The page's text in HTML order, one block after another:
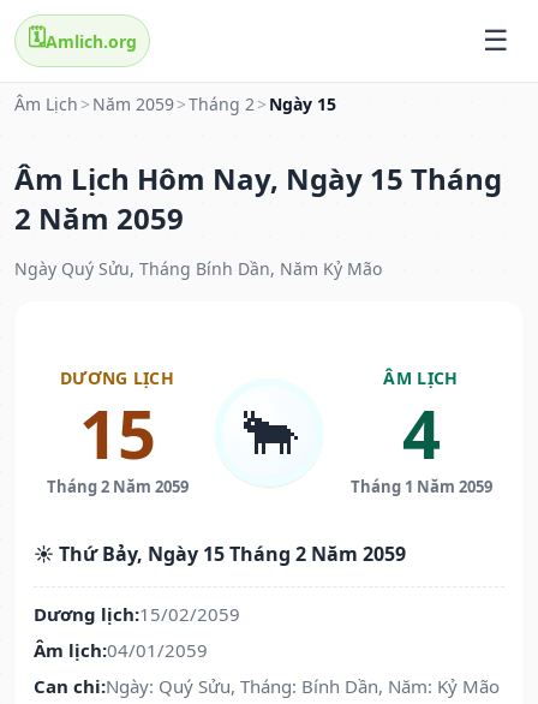
🗓️Amlich.org
Âm Lịch > Năm 2059>Tháng 2> Ngày 15
Âm Lịch Hôm Nay, Ngày 15 Tháng
2 Năm 2059
Ngày Quý Sửu, Tháng Bính Dần, Năm Kỷ Mão
DƯƠNG LỊCH
15
Tháng 2 Năm 2059
🐂
ÂM LỊCH
4
Tháng 1 Năm 2059
☀️ Thứ Bảy, Ngày 15 Tháng 2 Năm 2059
Dương lịch:15/02/2059
Âm lịch:04/01/2059
Can chi:Ngày: Quý Sửu, Tháng: Bính Dần, Năm: Kỷ Mão